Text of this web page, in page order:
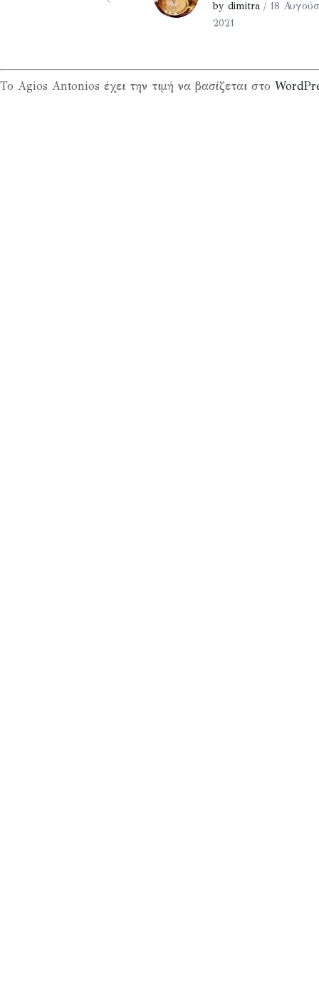
by dimitra / 18
2021
Το Agios Antonios έχει την τιμή να βασίζεται στο